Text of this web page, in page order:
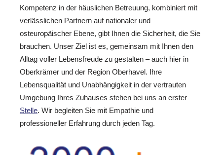
Kompetenz in der häuslichen Betreuung, kombiniert mit
verlässlichen Partnern auf nationaler und
osteuropäischer Ebene, gibt Ihnen die Sicherheit, die Sie
brauchen. Unser Ziel ist es, gemeinsam mit Ihnen den
Alltag voller Lebensfreude zu gestalten – auch hier in
Oberkrämer und der Region Oberhavel. Ihre
Lebensqualität und Unabhängigkeit in der vertrauten
Umgebung Ihres Zuhauses stehen bei uns an erster
Stelle. Wir begleiten Sie mit Empathie und
professioneller Erfahrung durch jeden Tag.